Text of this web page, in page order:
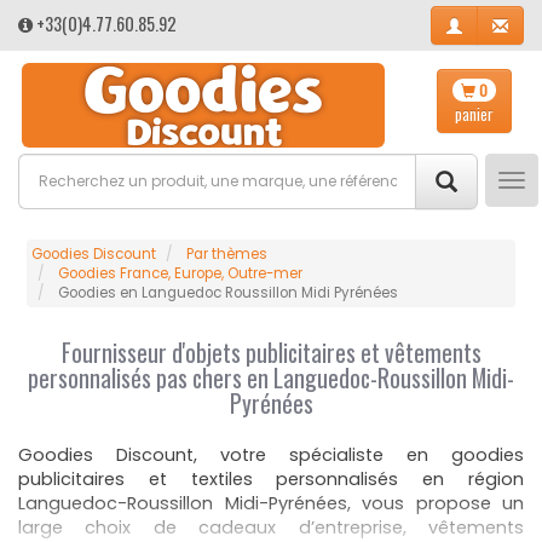
+33(0)4.77.60.85.92
0
panier
Goodies Discount
Par thèmes
Goodies France, Europe, Outre-mer
Goodies en Languedoc Roussillon Midi Pyrénées
Fournisseur d'objets publicitaires et vêtements
personnalisés pas chers en Languedoc-Roussillon Midi-
Pyrénées
Goodies Discount, votre spécialiste en goodies
publicitaires et textiles personnalisés en région
Languedoc-Roussillon Midi-Pyrénées, vous propose un
large choix de cadeaux d’entreprise, vêtements